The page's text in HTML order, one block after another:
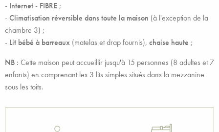
- Internet- FIBRE ;
-Climatisation réversible dans toute la maison (à l'exception de la
chambre 3) ;
- Lit bébé à barreaux (matelas et drap fournis), chaise haute ;
NB : Cette maison peut accueillir jusqu'à 15 personnes (8 adultes et 7
enfants) en comprenant les 3 lits simples situés dans la mezzanine
sous les toits.